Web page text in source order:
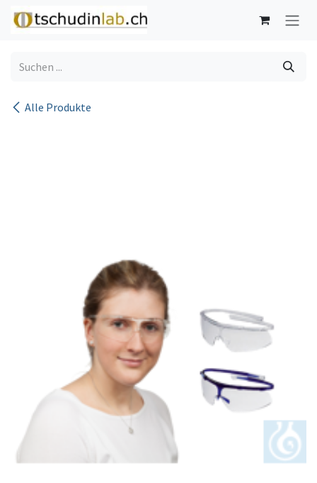
Zum Inhalt springen
Alle Produkte